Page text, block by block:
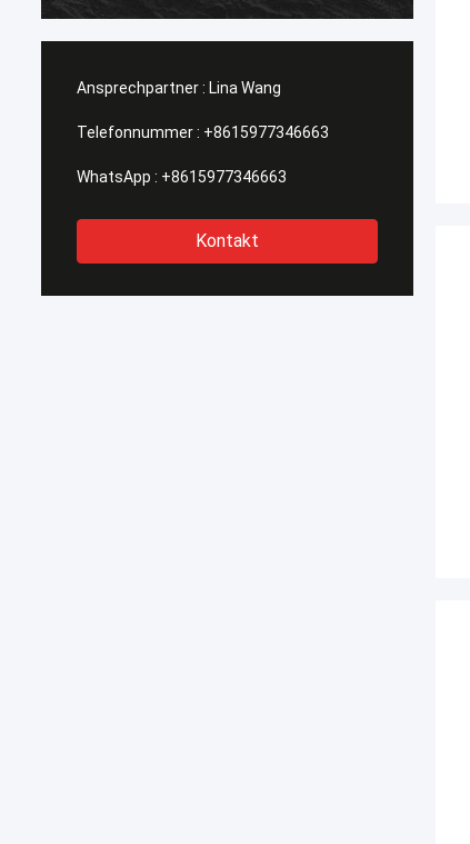
Ansprechpartner : Lina Wang
Telefonnummer : +8615977346663
WhatsApp : +8615977346663
Kontakt